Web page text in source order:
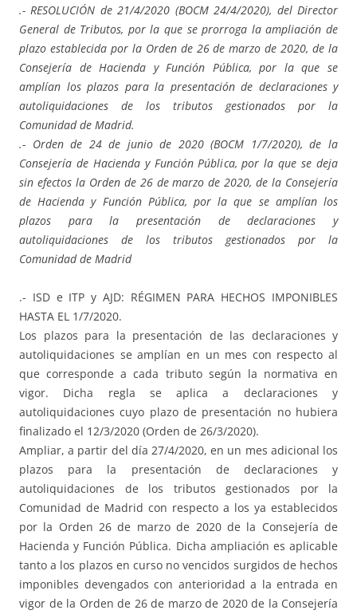
.- RESOLUCIÓN de 21/4/2020 (BOCM 24/4/2020), del Director
General de Tributos, por la que se prorroga la ampliación de
plazo establecida por la Orden de 26 de marzo de 2020, de la
Consejería de Hacienda y Función Pública, por la que se
amplían los plazos para la presentación de declaraciones y
autoliquidaciones de los tributos gestionados por la
Comunidad de Madrid.
.- Orden de 24 de junio de 2020 (BOCM 1/7/2020), de la
Consejería de Hacienda y Función Pública, por la que se deja
sin efectos la Orden de 26 de marzo de 2020, de la Consejería
de Hacienda y Función Pública, por la que se amplían los
plazos para la presentación de declaraciones y
autoliquidaciones de los tributos gestionados por la
Comunidad de Madrid
.- ISD e ITP y AJD: RÉGIMEN PARA HECHOS IMPONIBLES
HASTA EL 1/7/2020.
Los plazos para la presentación de las declaraciones y
autoliquidaciones se amplían en un mes con respecto al
que corresponde a cada tributo según la normativa en
vigor. Dicha regla se aplica a declaraciones y
autoliquidaciones cuyo plazo de presentación no hubiera
finalizado el 12/3/2020 (Orden de 26/3/2020).
Ampliar, a partir del día 27/4/2020, en un mes adicional los
plazos para la presentación de declaraciones y
autoliquidaciones de los tributos gestionados por la
Comunidad de Madrid con respecto a los ya establecidos
por la Orden 26 de marzo de 2020 de la Consejería de
Hacienda y Función Pública. Dicha ampliación es aplicable
tanto a los plazos en curso no vencidos surgidos de hechos
imponibles devengados con anterioridad a la entrada en
vigor de la Orden de 26 de marzo de 2020 de la Consejería